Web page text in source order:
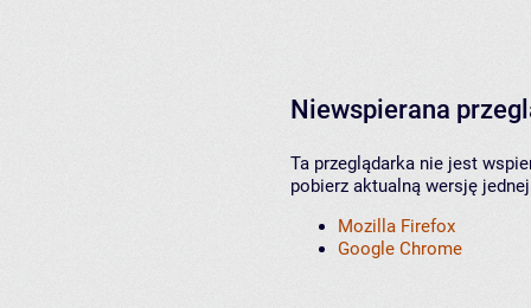
Niewspierana
Ta przeglądarka nie jest
pobierz aktualną wersję
Mozilla Firefox
Google Chrome